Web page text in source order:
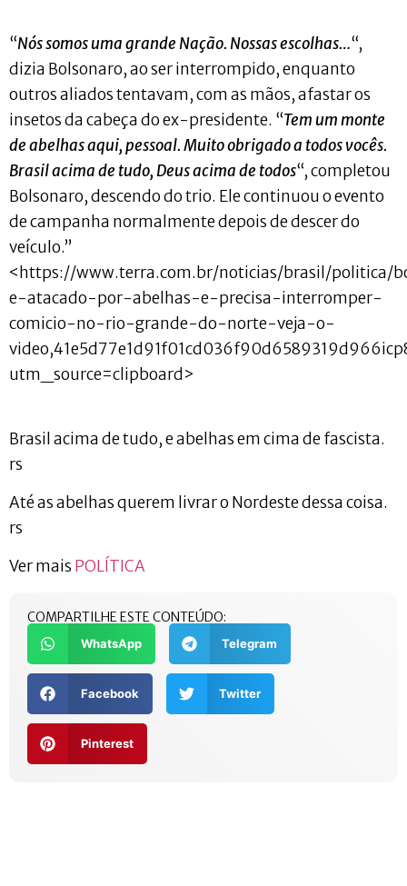
“Nós somos uma grande Nação. Nossas escolhas…“,
dizia Bolsonaro, ao ser interrompido, enquanto
outros aliados tentavam, com as mãos, afastar os
insetos da cabeça do ex-presidente. “Tem um monte
de abelhas aqui, pessoal. Muito obrigado a todos vocês.
Brasil acima de tudo, Deus acima de todos“, completou
Bolsonaro, descendo do trio. Ele continuou o evento
de campanha normalmente depois de descer do
veículo.”
<https://www.terra.com.br/noticias/brasil/politica/
e-atacado-por-abelhas-e-precisa-interromper-
comicio-no-rio-grande-do-norte-veja-o-
utm_source=clipboard>
Brasil acima de tudo, e abelhas em cima de fascista.
rs
Até as abelhas querem livrar o Nordeste dessa coisa.
rs
Ver mais POLÍTICA
COMPARTILHE ESTE CONTEÚDO:
WhatsApp Telegram
Facebook Twitter
Pinterest